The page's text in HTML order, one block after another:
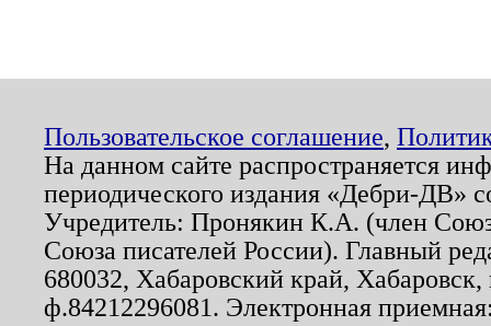
Пользовательское соглашение,
На данном сайте распространяется
периодического издания «Дебри-ДВ»
Учредитель: Пронякин К.А. (член
Союза писателей России). Главный
680032, Хабаровский край,
ф.84212296081. Электронная